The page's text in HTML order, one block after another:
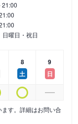
21:00
日曜日・祝日
8
土
9
日
す。詳細はお問い合